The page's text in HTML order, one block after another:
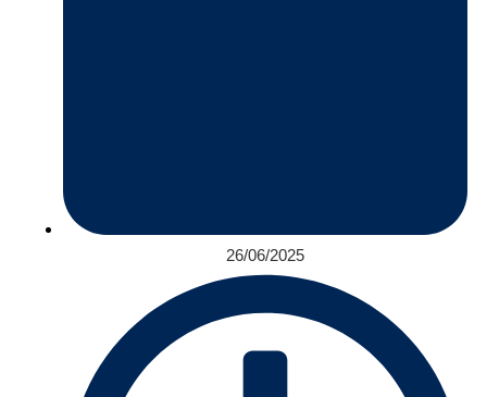
26/06/2025